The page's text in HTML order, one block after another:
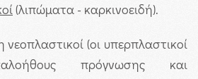
(λιπώματα - καρκινοειδή).
νεοπλαστικοί (οι υπερπλαστικοί
πρόγνωσης και